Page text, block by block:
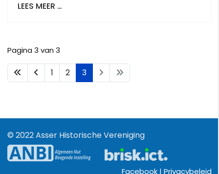
LEES MEER …
Pagina 3 van 3
1 2 3
© 2022 Asser Historische Vereniging
Facebook | Privacybeleid